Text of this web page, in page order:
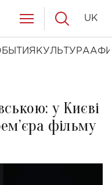
КУЛЬТУРА
UK
у Києві
фільму